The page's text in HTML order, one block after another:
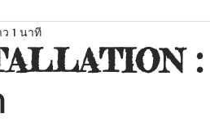
ว 1 นาที